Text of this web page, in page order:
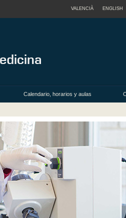
VALENCIÀ ENGLISH
Calendario, horarios y aulas